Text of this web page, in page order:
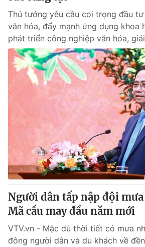
Ðiện thoại Thời báo VTV:
024.66 897 897
Email: toasoan@vtv.vn
Liên hệ quảng cáo:024-7300.7108
® Cấm sao chép dưới mọi hình thức nếu
thuận bằng văn bản. Ghi rõ nguồn
thông tin từ website này.
Thủ tướng yêu cầu coi trọng đầu
văn hóa, đẩy mạnh ứng dụng khoa
phát triển công nghiệp văn hóa,
Người dân tấp nập đội mưa
Mã cầu may đầu năm mới
VTV.vn - Mặc dù thời tiết có mưa
đông người dân và du khách về